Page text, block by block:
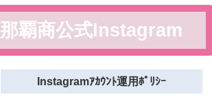
那覇商公式Instagram
Instagramｱｶｳﾝﾄ運用ﾎﾟﾘｼｰ